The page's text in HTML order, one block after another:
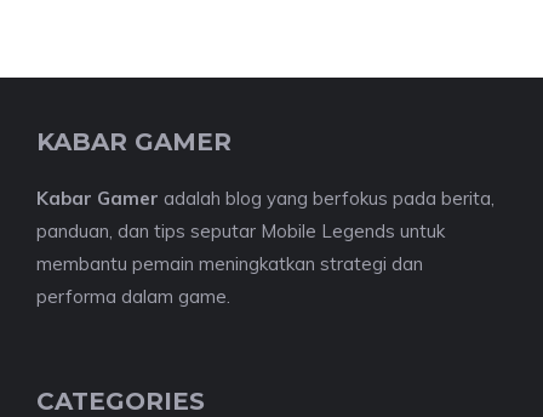
KABAR GAMER
Kabar Gamer adalah blog yang berfokus pada berita,
panduan, dan tips seputar Mobile Legends untuk
membantu pemain meningkatkan strategi dan
performa dalam game.
CATEGORIES